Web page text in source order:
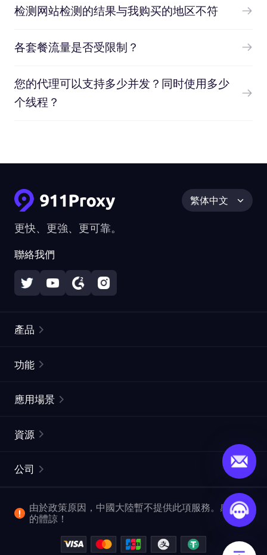
检测网站检测的结果与我购买的地区不符
各套餐流量是否受限制？
您的代理可以支持多少并发？同时使用多少
个线程？
更快、更強、更可靠。
聯絡我們
繁体中文
產品
靜態住宅代理
網頁擷取 API
視頻下載 API
功能
ISP代理
ProxySite
應用場景
市場研究
爬行和索引
查看所有使用案例
資源
常見問題解答
位置
公司
企業服務
反洗錢合規計劃
由於政策原因，中國大陸暫不提供此項服務。感謝您
的體諒！